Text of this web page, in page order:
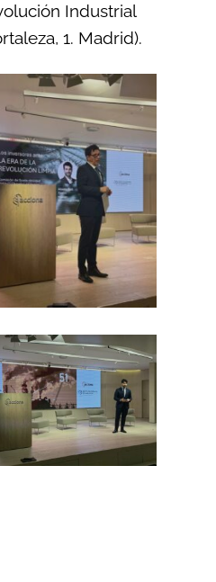
Industrial
1. Madrid).